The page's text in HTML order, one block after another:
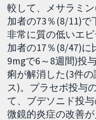
較して、メサラミ
加者の73％(8/11)で
非常に質の低いエ
加者の17％(8/47)に
9mgで6～8週間)投
痢が解消した(3件
ス)。プラセボ投与
て、ブデソニド投
微鏡的炎症の改善